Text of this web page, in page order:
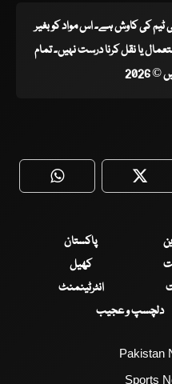
ٹیم کی کاوش ہے۔ اس مواد کو بغیر
یا نقل کرنا درست نہیں۔ تمام
2026
WhatsApp
پاکستان
کھیل
انٹرٹینمنٹ
دلچسپ و عجیب
Pakistan
Sports